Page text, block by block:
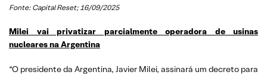
Fonte: Capital Reset; 16/09/2025
Milei vai privatizar parcialmente operadora de usinas
nucleares na Argentina
“O presidente da Argentina, Javier Milei, assinará um decreto para